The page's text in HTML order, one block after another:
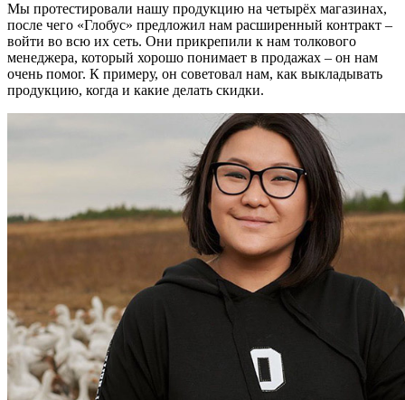
Мы протестировали нашу продукцию на четырёх магазинах,
после чего «Глобус» предложил нам расширенный контракт –
войти во всю их сеть. Они прикрепили к нам толкового
менеджера, который хорошо понимает в продажах – он нам
очень помог. К примеру, он советовал нам, как выкладывать
продукцию, когда и какие делать скидки.